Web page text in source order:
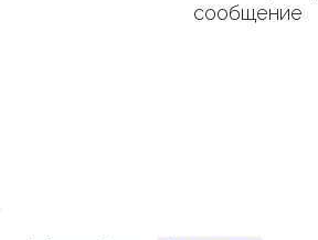
сообщение